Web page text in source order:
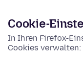
Cookie-
In Ihren Firefox-
Cookies verwalten: